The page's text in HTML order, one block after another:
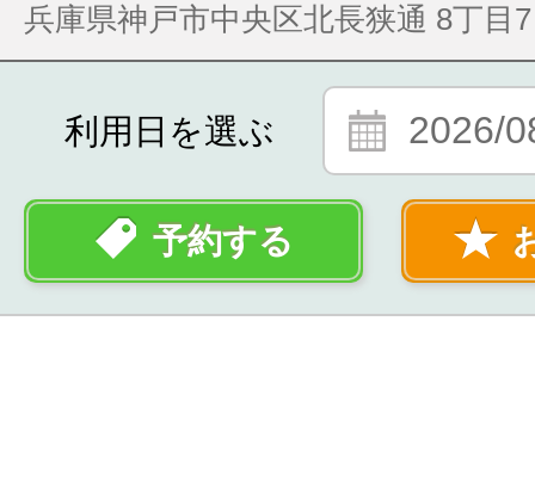
兵庫県神戸市中央区北長狭通 8丁目7
利用日を選ぶ 2026/
予約する